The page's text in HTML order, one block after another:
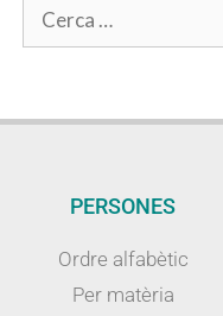
PERSONES
Ordre alfabètic
Per matèria